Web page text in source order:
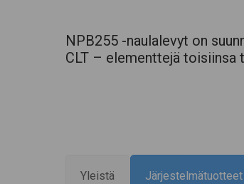
NPB255 -naulalevyt on
CLT – elementtejä toisiinsa
Yleistä Järjestelmätuotteet